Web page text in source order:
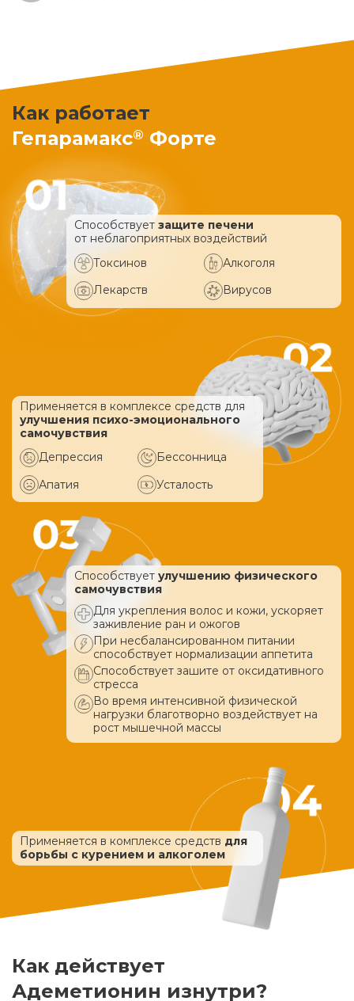
Как работает
Гепарамакс® Форте
Способствует защите печени
от неблагоприятных воздействий
Токсинов
Алкоголя
Лекарств
Вирусов
Применяется в комплексе средств для
улучшения психо-эмоционального
самочувствия
Депрессия
Бессонница
Апатия
Усталость
Способствует улучшению физического
самочувствия
Для укрепления волос и кожи, ускоряет
заживление ран и ожогов
При несбалансированном питании
способствует нормализации аппетита
Способствует зашите от оксидативного
стресса
Во время интенсивной физической
нагрузки благотворно воздействует на
рост мышечной массы
Применяется в комплексе средств для
борьбы с курением и алкоголем
Как действует
Адеметионин изнутри?